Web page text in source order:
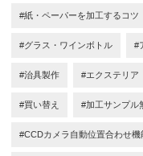
#紙・ペーパーを加工するコツ
#グラス・ワインボトル #
#治具製作 #エクステリア
#買い替え #加工サンプル
#CCDカメラ自動位置合わせ機